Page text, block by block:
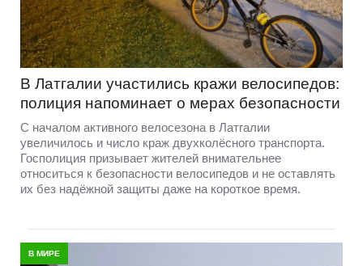
В Латгалии участились кражи велосипедов:
полиция напоминает о мерах безопасности
С началом активного велосезона в Латгалии
увеличилось и число краж двухколёсного транспорта.
Госполиция призывает жителей внимательнее
относиться к безопасности велосипедов и не оставлять
их без надёжной защиты даже на короткое время.
В МИРЕ